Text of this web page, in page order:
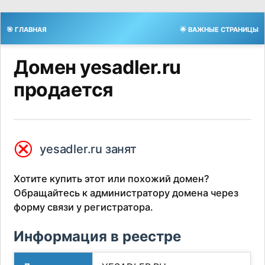
🎯 ГЛАВНАЯ 🌟 ВАЖНЫЕ СТРАНИЦЫ
Домен yesadler.ru
продается
⮿ yesadler.ru занят
Хотите купить этот или похожий домен?
Обращайтесь к администратору домена через
форму связи у регистратора.
Информация в реестре